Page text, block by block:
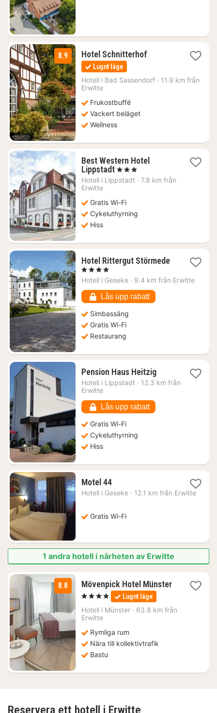
8.9 Hotel Schnitterhof1
1435
Lugnt läge
Hotell i Bad Sassendorf · 11.9 km från
Erwitte
Frukostbuffé
Vackert beläget
Wellness
Best Western Hotel
Lippstadt1
natt
kr.
, 3 Stjärnor
Hotell i Lippstadt · 7.8 km från
Erwitte
Gratis Wi-Fi
Cykeluthyrning
Hiss
Hotel Rittergut Störmede1
från
, 4 Stjärnor
Hotell i Geseke · 9.4 km från Erwitte
Lås upp rabatt
Simbassäng
Gratis Wi-Fi
Restaurang
Pension Haus Heitzig1
natt
Hotell i Lippstadt · 12.3 km från
Erwitte
Lås upp rabatt
Gratis Wi-Fi
Cykeluthyrning
Hiss
Motel 441
natt
kr.
Hotell i Geseke · 12.1 km från Erwitte
Gratis Wi-Fi
1 andra hotell i närheten av Erwitte
8.8
Mövenpick Hotel Münster
2
nätter
för
1655
, 4 Stjärnor Lugnt läge
Hotell i Münster · 63.8 km från
Erwitte
Rymliga rum
Nära till kollektivtrafik
Bastu
Reservera ett hotell i Erwitte